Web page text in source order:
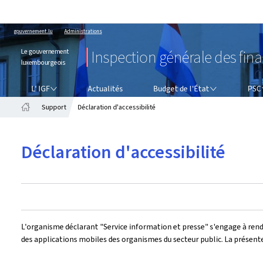
gouvernement.lu Administrations
Le gouvernement
luxembourgeois
Inspection générale des
L' IGF Actualités Budget de l'État
BUDGET DE L'ÉTAT
PSC
PSC
Support Déclaration d'accessibilité
Déclaration d'accessibilité
L'organisme déclarant"Service information et presse"s'engage à
des applications mobiles des organismes du secteur public. La